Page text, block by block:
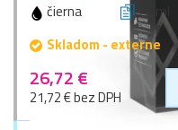
čierna 23 ml
Skladom - externe
26,72 €
21,72 € bez DPH